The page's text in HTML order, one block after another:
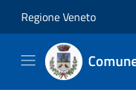
Regione Veneto